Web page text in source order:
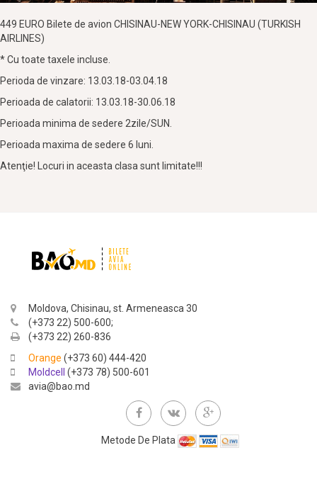
449 EURO Bilete de avion CHISINAU-NEW YORK-CHISINAU (TURKISH
AIRLINES)
* Cu toate taxele incluse.
Perioda de vinzare: 13.03.18-03.04.18
Perioada de calatorii: 13.03.18-30.06.18
Perioada minima de sedere 2zile/SUN.
Perioada maxima de sedere 6 luni.
Atenţie! Locuri in aceasta clasa sunt limitate!!!
Moldova, Chisinau, st. Armeneasca 30
(+373 22) 500-600;
(+373 22) 260-836
Orange (+373 60) 444-420
Moldcell
(+373 78) 500-601
avia@bao.md
Metode De Plata